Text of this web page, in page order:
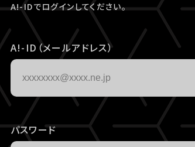
A!-IDでログインしてください。
A!-ID（メールアドレス）
パスワード